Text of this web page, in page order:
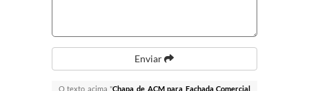
Enviar
O texto acima "Chapa de ACM para Fachada Comercial